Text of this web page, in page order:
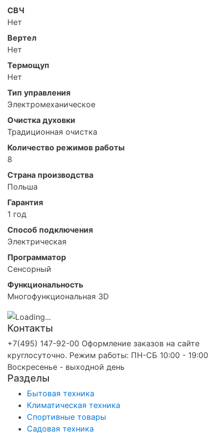
СВЧ
Нет
Вертел
Нет
Термощуп
Нет
Тип управления
Электромеханическое
Очистка духовки
Традиционная очистка
Количество режимов работы
8
Страна производства
Польша
Гарантия
1 год
Способ подключения
Электрическая
Программатор
Сенсорный
Функциональность
Многофункциональная 3D
Контакты
+7(495) 147-92-00 Оформление заказов на сайте
круглосуточно. Режим работы: ПН-СБ 10:00 - 19:00
Воскресенье - выходной день
Разделы
Бытовая техника
Климатическая техника
Спортивные товары
Садовая техника